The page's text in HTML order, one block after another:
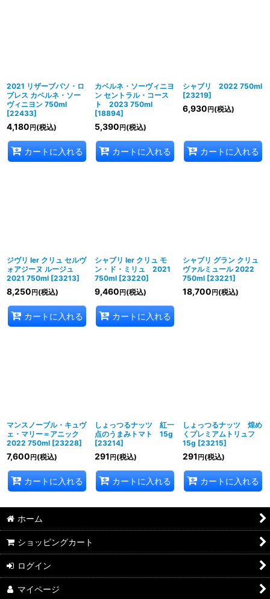
2021 リザーブパソ・ロ
ブレス カベルネ・ソー
ヴィニヨン 750ml
[22433]
4,180 円 (税込)
カートに入れる
カベルネ・ソーヴィニヨ
ン セントラル・コース
ト 2023 750ml
[18894]
5,390 円(税込)
カートに入れる
シャブリ 2022 750ml
[23219]
6,930 円(税込)
カートに入れる
ジヴリ Ier クリュ セルヴ
ォアジーヌ ルージュ
2021 750ml [23213]
8,250 円 (税込)
カートに入れる
シャブリ Ier クリュ モ
ン・ド・ミリュ 2021
750ml [23220]
9,460 円(税込)
カートに入れる
シャブリ グラン クリュ
ヴァルミュール 2022
750ml [23221]
18,700 円(税込)
マンスノーブル・キュヴ
ェ・マリー＝アニック
2022 750ml [23228]
7,600 円 (税込)
カートに入れる
しょっつるナッツ 紅一
点のうまみトマト 15g
[23214]
291 円(税込)
カートに入れる
しょっつるナッツ 煌め
くプレミアムトリュフ
15g [23215]
291 円(税込)
カートに入れる
ホーム
ショッピングカート
ログイン
マイページ